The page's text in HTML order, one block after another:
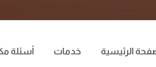
الرئيسية خدمات أسئلة